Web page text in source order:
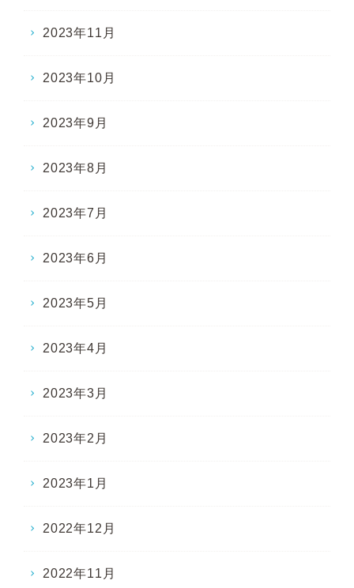
2023年11月
2023年10月
2023年9月
2023年8月
2023年7月
2023年6月
2023年5月
2023年4月
2023年3月
2023年2月
2023年1月
2022年12月
2022年11月